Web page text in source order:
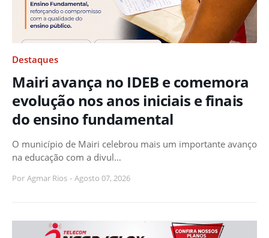
Destaques
Mairi avança no IDEB e comemora
evolução nos anos iniciais e finais
do ensino fundamental
O município de Mairi celebrou mais um importante avanço
na educação com a divul…
Por Agmar Rios - Agosto 07, 2026